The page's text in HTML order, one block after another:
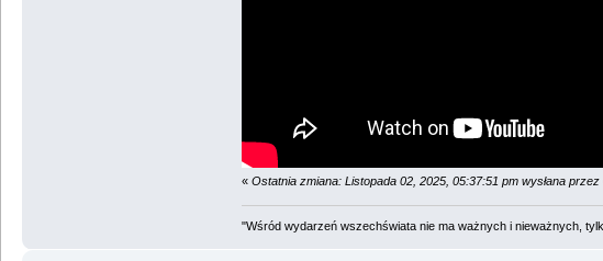
« Ostatnia zmiana: Listopada 02, 2025, 05:37:51 pm wysłana przez
"Wśród wydarzeń wszechświata nie ma ważnych i nieważnych,